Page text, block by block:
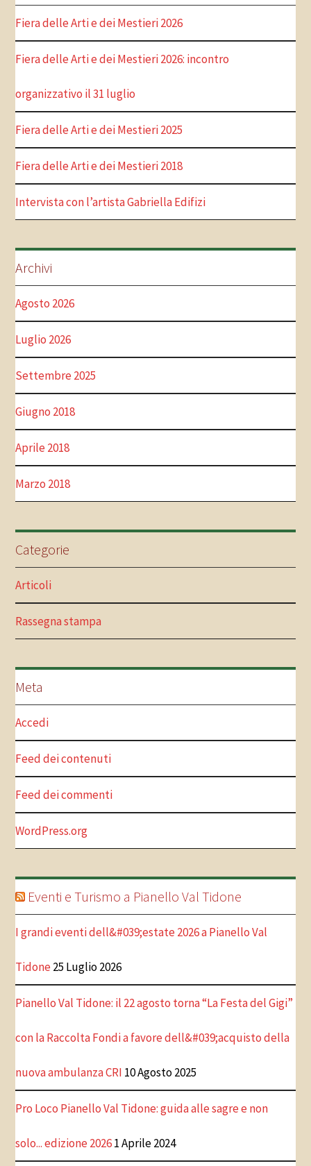
Fiera delle Arti e dei Mestieri 2026
Fiera delle Arti e dei Mestieri 2026: incontro
organizzativo il 31 luglio
Fiera delle Arti e dei Mestieri 2025
Fiera delle Arti e dei Mestieri 2018
Intervista con l’artista Gabriella Edifizi
Archivi
Agosto 2026
Luglio 2026
Settembre 2025
Giugno 2018
Aprile 2018
Marzo 2018
Categorie
Articoli
Rassegna stampa
Meta
Accedi
Feed dei contenuti
Feed dei commenti
WordPress.org
Eventi e Turismo a Pianello Val Tidone
I grandi eventi dell&#039;estate 2026 a Pianello Val
Tidone25 Luglio 2026
Pianello Val Tidone: il 22 agosto torna “La Festa del Gigi”
con la Raccolta Fondi a favore dell&#039;acquisto della
nuova ambulanza CRI 10 Agosto 2025
Pro Loco Pianello Val Tidone: guida alle sagre e non
solo... edizione 20261 Aprile 2024